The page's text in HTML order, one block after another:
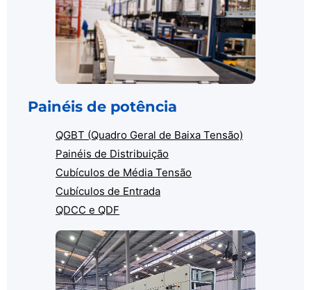
Painéis de potência
QGBT (Quadro Geral de Baixa Tensão)
Painéis de Distribuição
Cubículos de Média Tensão
Cubículos de Entrada
QDCC e QDF